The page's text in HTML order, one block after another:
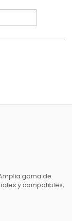
gama de
y compatibles,